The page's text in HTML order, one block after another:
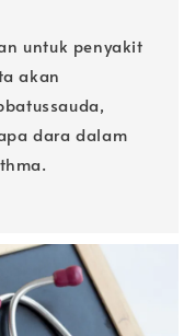
untuk penyakit
akan
dara dalam